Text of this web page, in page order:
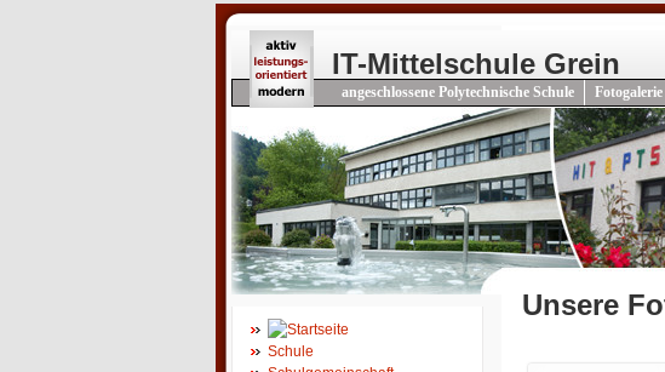
IT-Mittelschule Grein
angeschlossene Polytechnische Schule Fotogalerie
Schule
Unsere